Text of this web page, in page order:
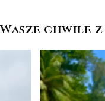
Wasze chwile